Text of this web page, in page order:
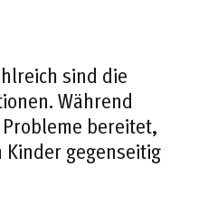
sind die
Während
bereitet,
gegenseitig